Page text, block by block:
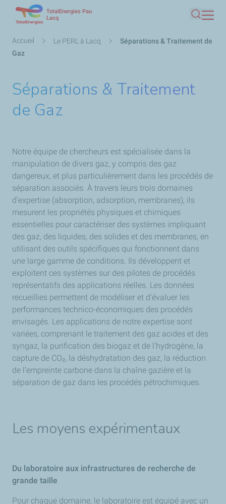
contenu
TotalEnergies Pau
Lacq
Fil
d'Ariane
Accueil Le PERL à Lacq
Séparations & Traitement de
Gaz
Séparations & Traitement
de Gaz
Notre équipe de chercheurs est spécialisée dans la
manipulation de divers gaz, y compris des gaz
dangereux, et plus particulièrement dans les procédés de
séparation associés. À travers leurs trois domaines
d'expertise (absorption, adsorption, membranes), ils
mesurent les propriétés physiques et chimiques
essentielles pour caractériser des systèmes impliquant
des gaz, des liquides, des solides et des membranes, en
utilisant des outils spécifiques qui fonctionnent dans
une large gamme de conditions. Ils développent et
exploitent ces systèmes sur des pilotes de procédés
représentatifs des applications réelles. Les données
recueillies permettent de modéliser et d'évaluer les
performances technico-économiques des procédés
envisagés. Les applications de notre expertise sont
variées, comprenant le traitement des gaz acides et des
syngaz, la purification des biogaz et de l'hydrogène, la
capture de CO₂, la déshydratation des gaz, la réduction
de l'empreinte carbone dans la chaîne gazière et la
séparation de gaz dans les procédés pétrochimiques.
Les moyens expérimentaux
Du laboratoire aux infrastructures de recherche de
grande taille
Pour chaque domaine, le laboratoire est équipé avec un